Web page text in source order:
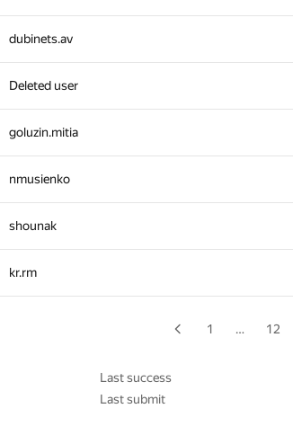
dubinets.av
Deleted user
goluzin.mitia
nmusienko
shounak
kr.rm
smmaksim09
zvo
dekrays
zhgbsh
denis-aql
saadtaame
1 … 12
Last success
Last submit